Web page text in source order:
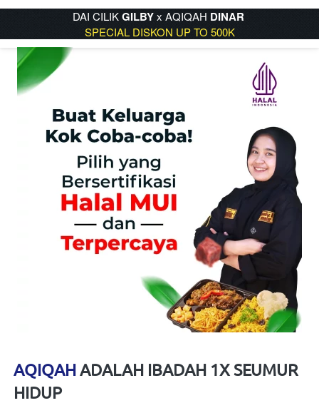
AQIQAHADALAH IBADAH 1X SEUMUR
HIDUP
DAI CILIK GILBY x AQIQAH DINAR
SPECIAL DISKON UP TO 500K